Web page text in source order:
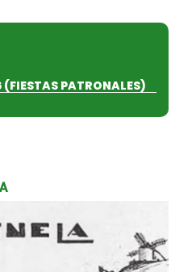
(FIESTAS PATRONALES)